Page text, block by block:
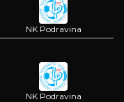
NK Podravina
NK Podravina